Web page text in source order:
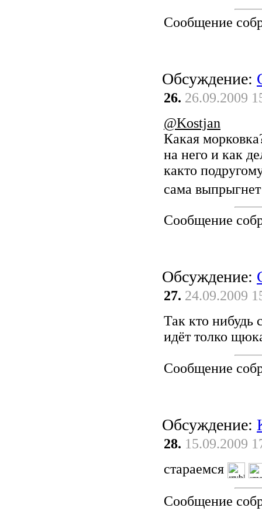
Сообщение
Обсуждение:
26. 26.09.2009
@Kostjan
Какая
на него и как
както
сама
Сообщение
Обсуждение:
27. 24.09.2009
Так кто нибудь
идёт толко
Сообщение
Обсуждение:
28. 15.09.2009
стараемся
Сообщение